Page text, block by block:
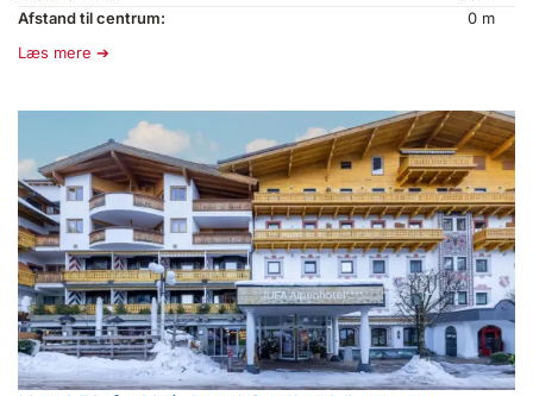
Afstand til centrum:
0 m
Læs mere